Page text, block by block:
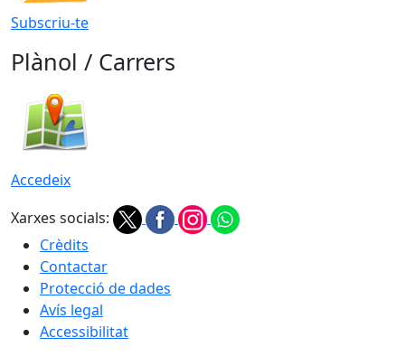
Subscriu-te
Plànol / Carrers
Accedeix
Xarxes socials:
Crèdits
Contactar
Protecció de dades
Avís legal
Accessibilitat